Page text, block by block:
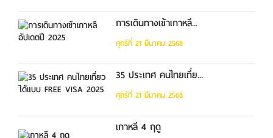
การเดินทางเข้าเกาหลี...
ศุกร์ที่ 21 มีนาคม 2568
35 ประเทศ คนไทยเที่ย...
ศุกร์ที่ 21 มีนาคม 2568
เกาหลี 4 ฤดู